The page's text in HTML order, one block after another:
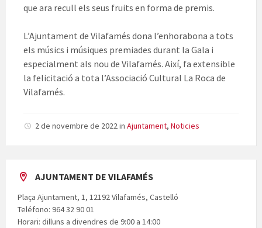
que ara recull els seus fruits en forma de premis.
L’Ajuntament de Vilafamés dona l’enhorabona a tots
els músics i músiques premiades durant la Gala i
especialment als nou de Vilafamés. Així, fa extensible
la felicitació a tota l’Associació Cultural La Roca de
Vilafamés.
2 de novembre de 2022in Ajuntament, Noticies
AJUNTAMENT DE VILAFAMÉS
Plaça Ajuntament, 1, 12192 Vilafamés, Castelló
Teléfono: 964 32 90 01
Horari: dilluns a divendres de 9:00 a 14:00